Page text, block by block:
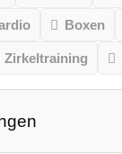
Boxen
Zirkeltraining